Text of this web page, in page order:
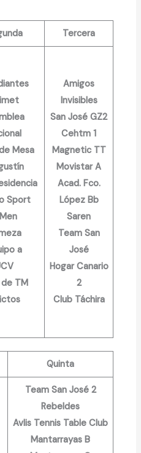
Tercera
Mesa
Sport
a
TM
Amigos
Invisibles
San José GZ2
Cehtm 1
Magnetic TT
Movistar A
Acad. Fco.
López Bb
Saren
Team San
José
Hogar Canario
2
Club Táchira
Quinta
Team San José 2
Rebeldes
Avlis Tennis Table Club
Mantarrayas B